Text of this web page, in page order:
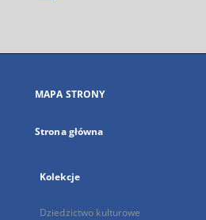
się
karcie
MAPA STRONY
Strona główna
Kolekcje
Dziedzictwo kulturowe